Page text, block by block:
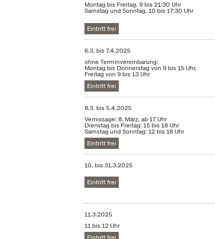
Montag bis Freitag, 9 bis 21:30 Uhr
Samstag und Sonntag, 10 bis 17:30 Uhr
Eintritt frei
6.3. bis7.4.2025
ohne Terminvereinbarung:
Montag bis Donnerstag von 9 bis 15 Uhr,
Freitag von 9 bis 13 Uhr
Eintritt frei
8.3. bis5.4.2025
Vernissage: 8. März, ab 17 Uhr
Dienstag bis Freitag: 15 bis 18 Uhr
Samstag und Sonntag: 12 bis 18 Uhr
Eintritt frei
10. bis31.3.2025
Eintritt frei
11.3.2025
11 bis 12 Uhr